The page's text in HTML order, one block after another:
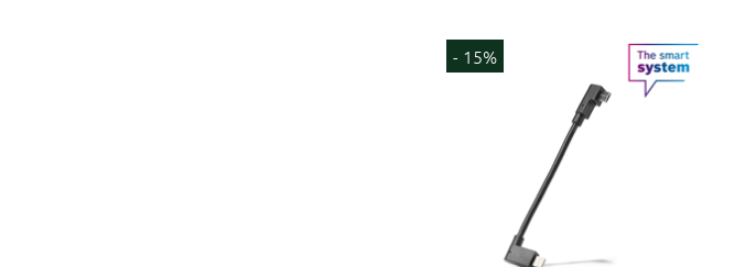
- 15%